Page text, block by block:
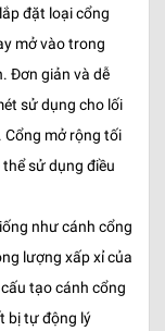
đặt loại cổng
mở vào trong
Đơn giản và dễ
sử dụng cho lối
Cổng mở rộng tối
sử dụng điều
như cánh cổng
lượng xấp xỉ của
tạo cánh cổng
bị tự động lý